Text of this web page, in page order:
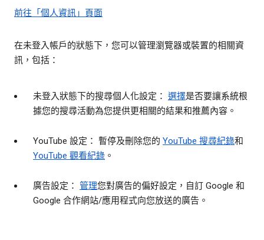
前往「個人資訊」頁面
在未登入帳戶的狀態下，您可以管理瀏覽器或裝置的相關資
訊，包括：
未登入狀態下的搜尋個人化設定： 選擇是否要讓系統根
據您的搜尋活動為您提供更相關的結果和推薦內容。
YouTube 設定： 暫停及刪除您的 YouTube 搜尋紀錄和
YouTube 觀看紀錄 。
廣告設定： 管理您對廣告的偏好設定，自訂 Google 和
Google 合作網站/應用程式向您放送的廣告。